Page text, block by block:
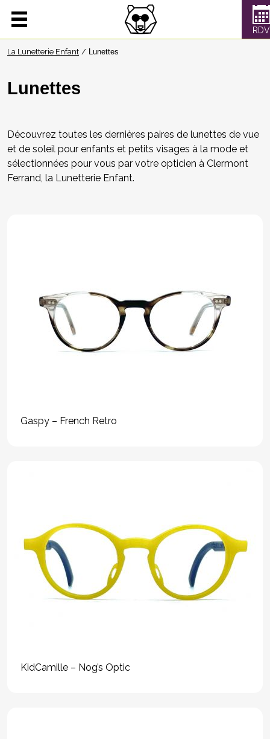
La Lunetterie Enfant Lunettes
Lunettes
Découvrez toutes les dernières paires de lunettes de vue
et de soleil pour enfants et petits visages à la mode et
sélectionnées pour vous par votre opticien à Clermont
Ferrand, la Lunetterie Enfant.
Gaspy – French Retro
KidCamille – Nog’s Optic